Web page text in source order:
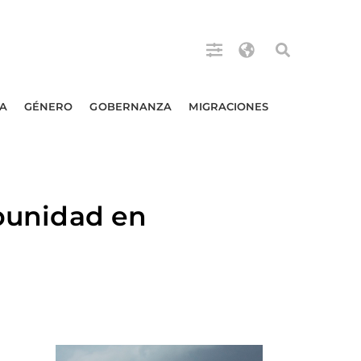
GÉNERO GOBERNANZA MIGRACIONES
en